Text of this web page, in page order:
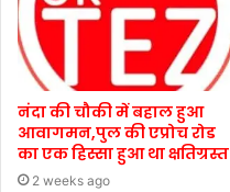
नंदा की चौकी में बहाल हुआ
आवागमन,पुल की एप्रोच रोड
का एक हिस्सा हुआ था क्षतिग्रस्त
2 weeks ago